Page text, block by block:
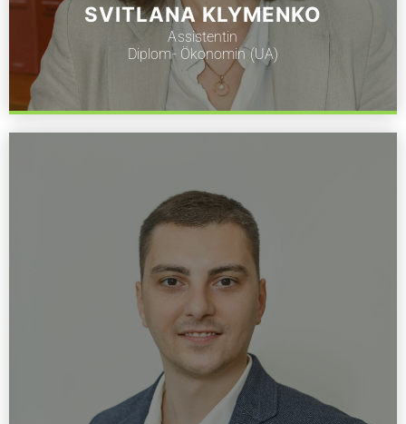
SVITLANA KLYMENKO
Assistentin
Diplom- Ökonomin (UA)